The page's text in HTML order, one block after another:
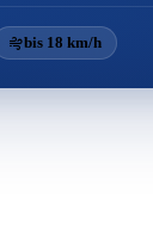
bis 18 km/h